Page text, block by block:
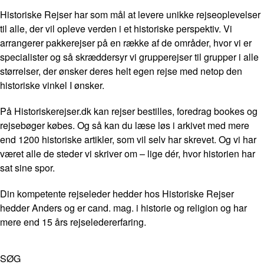
Historiske Rejser har som mål at levere unikke rejseoplevelser
til alle, der vil opleve verden i et historiske perspektiv. Vi
arrangerer pakkerejser på en række af de områder, hvor vi er
specialister og så skræddersyr vi grupperejser til grupper i alle
størrelser, der ønsker deres helt egen rejse med netop den
historiske vinkel I ønsker.
På Historiskerejser.dk kan rejser bestilles, foredrag bookes og
rejsebøger købes. Og så kan du læse løs i arkivet med mere
end 1200 historiske artikler, som vil selv har skrevet. Og vi har
været alle de steder vi skriver om – lige dér, hvor historien har
sat sine spor.
Din kompetente rejseleder hedder hos Historiske Rejser
hedder Anders og er cand. mag. i historie og religion og har
mere end 15 års rejseledererfaring.
SØG